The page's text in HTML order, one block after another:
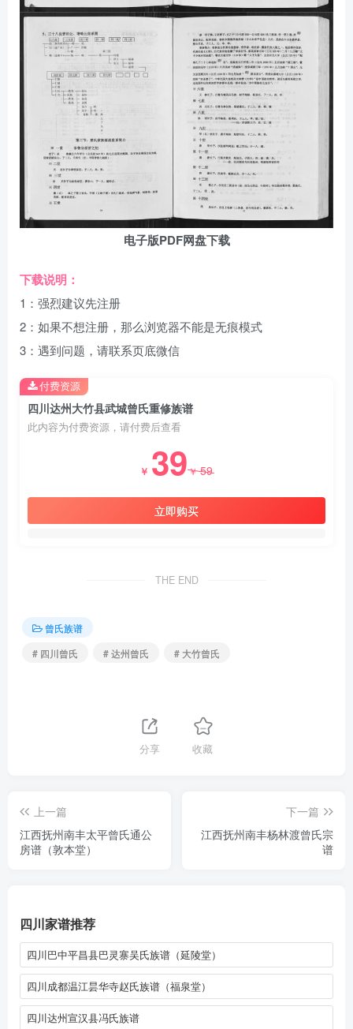
电子版PDF网盘下载
下载说明：
1：强烈建议先注册
2：如果不想注册，那么浏览器不能是无痕模式
3：遇到问题，请联系页底微信
四川达州大竹县武城曾氏重修族谱
此内容为付费资源，请付费后查看
￥ 39￥59
立即购买
付费资源
THE END
曾氏族谱
# 四川曾氏
# 达州曾氏 # 大竹曾氏
分享 收藏
上一篇
江西抚州南丰太平曾氏通公
房谱（敦本堂）
下一篇
江西抚州南丰杨林渡曾氏宗
谱
四川家谱推荐
四川巴中平昌县巴灵寨吴氏族谱（延陵堂）
四川成都温江昙华寺赵氏族谱（福泉堂）
四川达州宣汉县冯氏族谱